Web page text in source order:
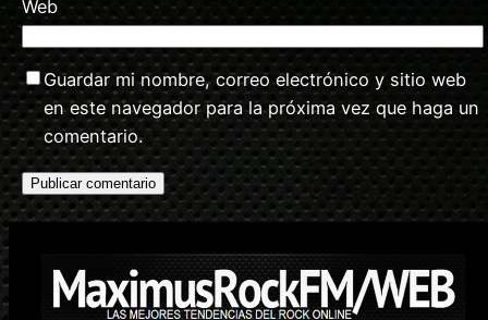
Web
Guardar mi nombre, correo electrónico y sitio web
en este navegador para la próxima vez que haga un
comentario.